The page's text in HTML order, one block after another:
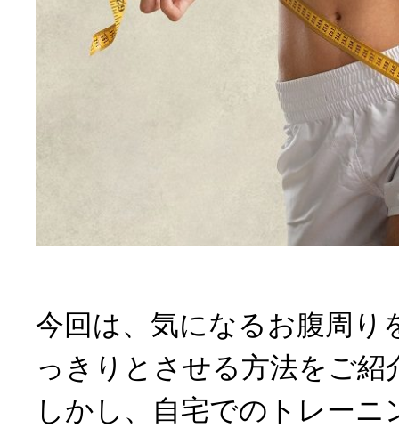
今回は、気になるお腹周り
っきりとさせる方法をご紹
しかし、自宅でのトレー